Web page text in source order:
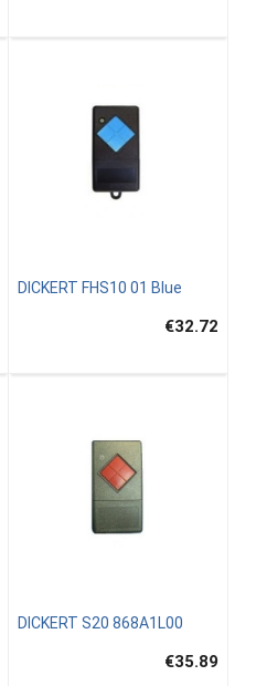
DICKERT FHS10 01 Blue
€32.72
DICKERT S20 868A1L00
€35.89